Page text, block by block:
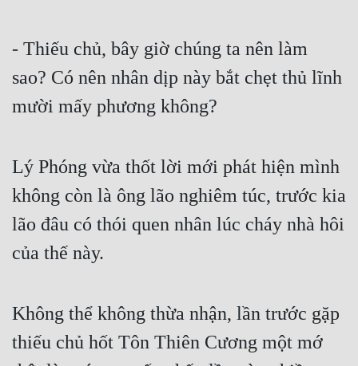
- Thiếu chủ, bây giờ chúng ta nên làm
sao? Có nên nhân dịp này bắt chẹt thủ lĩnh
mười mấy phương không?
Lý Phóng vừa thốt lời mới phát hiện mình
không còn là ông lão nghiêm túc, trước kia
lão đâu có thói quen nhân lúc cháy nhà hôi
của thế này.
Không thể không thừa nhận, lần trước gặp
thiếu chủ hốt Tôn Thiên Cương một mớ